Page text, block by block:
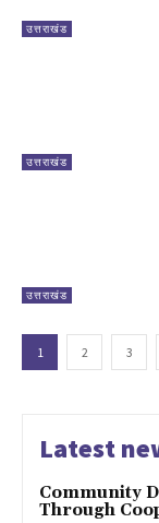
उत्तराखंड
उत्तराखंड
उत्तराखंड
1 2 3
Latest
Community
Through